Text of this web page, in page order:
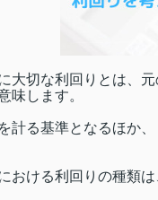
大切な利回りとは、
味します。
計る基準となるほか
おける利回りの種類